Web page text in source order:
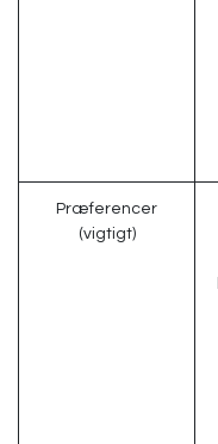
Præferencer
(vigtigt)